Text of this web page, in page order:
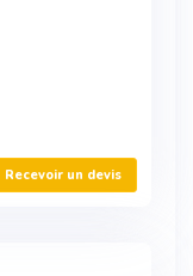
Recevoir un devis